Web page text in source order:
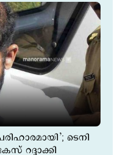
ടെനി
റദ്ദാക്കി